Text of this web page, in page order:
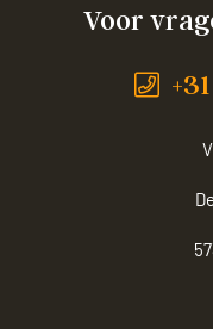
Voor